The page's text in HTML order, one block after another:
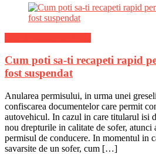
Cum poti sa-ti recapeti rapid
fost suspendat
Anularea permisului, in urma unei
confiscarea documentelor care permit
autovehicul. In cazul in care titularul isi
nou drepturile in calitate de sofer, atunci
permisul de conducere. In momentul in
savarsite de un sofer, cum […]